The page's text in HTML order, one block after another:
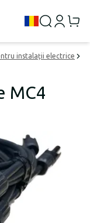
instalații electrice
MC4